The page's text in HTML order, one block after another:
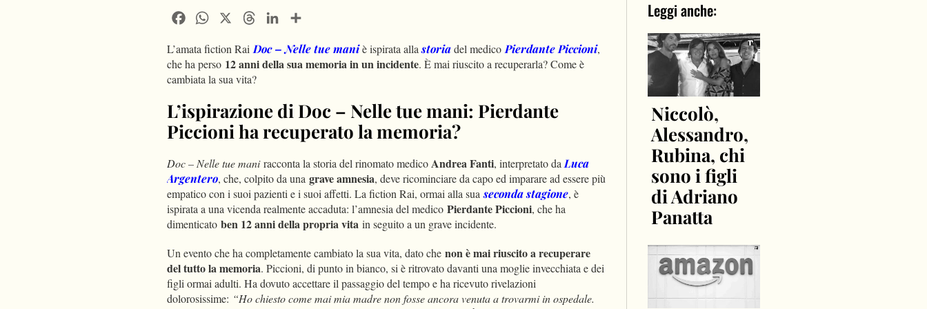
FacebookWhatsApp ThreadsLinkedIn
L’amata fiction RaiDoc – Nelle tue maniè ispirata allastoriadel medicoPierdante Piccioni,
che ha perso 12 anni della sua memoria in un incidente. È mai riuscito a recuperarla? Come è
cambiata la sua vita?
L’ispirazione di Doc – Nelle tue mani: Pierdante
Piccioni ha recuperato la memoria?
Doc – Nelle tue maniracconta la storia del rinomato medicoAndrea Fanti, interpretato daLuca
Argentero, che, colpito da una grave amnesia, deve ricominciare da capo ed imparare ad essere più
empatico con i suoi pazienti e i suoi affetti. La fiction Rai, ormai alla suaseconda stagione, è
ispirata a una vicenda realmente accaduta: l’amnesia del medico Pierdante Piccioni, che ha
dimenticato ben 12 anni della propria vita in seguito a un grave incidente.
Un evento che ha completamente cambiato la sua vita, dato che non è mai riuscito a recuperare
del tutto la memoria. Piccioni, di punto in bianco, si è ritrovato davanti una moglie invecchiata e dei
figli ormai adulti. Ha dovuto accettare il passaggio del tempo e ha ricevuto rivelazioni
dolorosissime: “Ho chiesto come mai mia madre non fosse ancora venuta a trovarmi in ospedale.
Leggi anche:
Niccolò,
Alessandro,
Rubina, chi
sono i figli
di Adriano
Panatta